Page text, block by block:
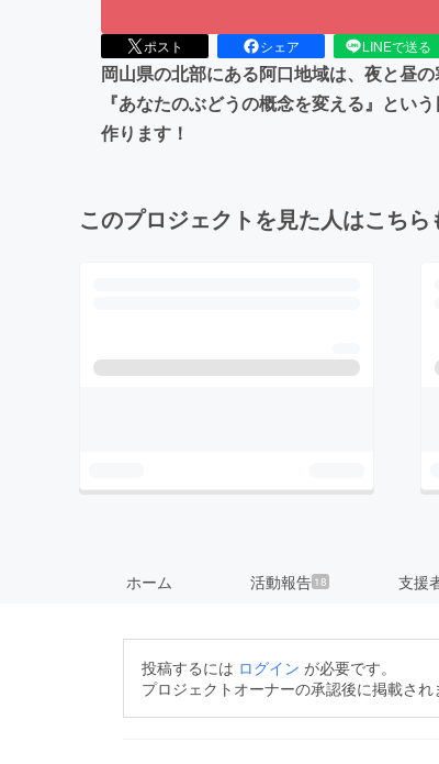
ポスト シェア LINEで送る
岡山県の北部にある阿口地域は、夜と昼
『あなたのぶどうの概念を変える』とい
作ります！
このプロジェクトを見た人はこち
ホーム 活動報告 18 支援
投稿するには ログイン が必要です。
プロジェクトオーナーの承認後に掲載さ